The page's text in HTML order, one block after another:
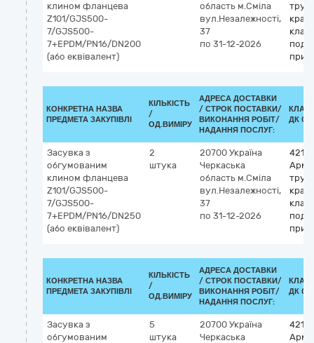
клином фланцева
Z101/GJS500-
7/GJS500-
7+EPDM/PN16/DN200
(або еквівалент)
область м.Сміла
вул.Незалежності,
37
по 31-12-2026
КОНКРЕТНА НАЗВА
ПРЕДМЕТА ЗАКУПІВЛІ
КІЛЬКІСТЬ
/
ОД.ВИМІРУ
АДРЕСА ДОСТАВКИ
/ СТРОК ПОСТАВКИ/
ВИКОНАННЯ РОБІТ/
НАДАННЯ ПОСЛУГ:
ДК
Засувка з
обгумованим
клином фланцева
Z101/GJS500-
7/GJS500-
7+EPDM/PN16/DN250
(або еквівалент)
2
штука
20700 Україна
Черкаська
область м.Сміла
вул.Незалежності,
37
по 31-12-2026
КОНКРЕТНА НАЗВА
ПРЕДМЕТА ЗАКУПІВЛІ
КІЛЬКІСТЬ
/
ОД.ВИМІРУ
АДРЕСА ДОСТАВКИ
/ СТРОК ПОСТАВКИ/
ВИКОНАННЯ РОБІТ/
НАДАННЯ ПОСЛУГ:
ДК
Засувка з
обгумованим
5
штука
20700 Україна
Черкаська